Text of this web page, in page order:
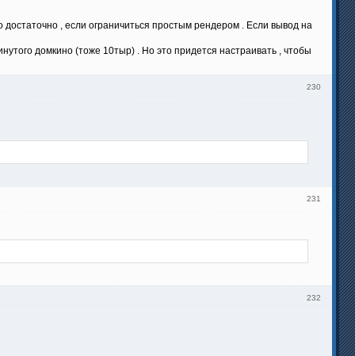
, если ограничиться простым рендером . Если вывод на
домкино (тоже 10тыр) . Но это придется настраивать , чтобы
230
231
232